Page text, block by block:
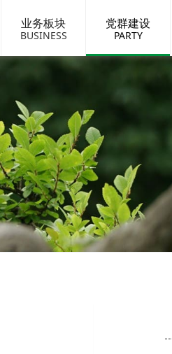
业务板块
BUSINESS
党群建设
PARTY